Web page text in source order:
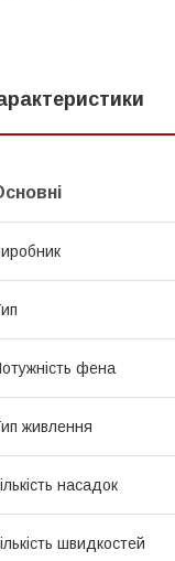
фена
живлення
насадок
швидкостей